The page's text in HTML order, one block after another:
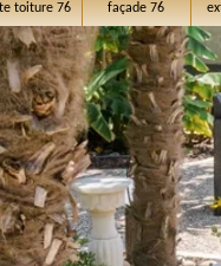
toiture 76
façade 76